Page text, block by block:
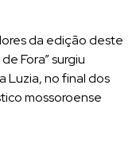
da edição deste
Fora” surgiu
Luzia, no final dos
mossoroense